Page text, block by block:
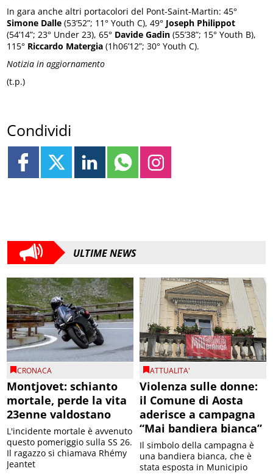
In gara anche altri portacolori del Pont-Saint-Martin: 45°
Simone Dalle (53’52”; 11° Youth C), 49° Joseph Philippot
(54’14”; 23° Under 23), 65° Davide Gadin (55’38”; 15° Youth B),
115° Riccardo Matergia (1h06’12”; 30° Youth C).
Notizia in aggiornamento
(t.p.)
Condividi
ULTIME NEWS
CRONACA
Montjovet: schianto
mortale, perde la vita
23enne valdostano
L'incidente mortale è avvenuto
questo pomeriggio sulla SS 26.
Il ragazzo si chiamava Rhémy
Jeantet
ATTUALITA'
Violenza sulle donne:
il Comune di Aosta
aderisce a campagna
“Mai bandiera bianca”
Il simbolo della campagna è
una bandiera bianca, che è
stata esposta in Municipio